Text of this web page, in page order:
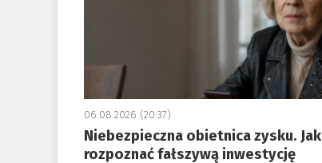
06.08.2026 (20:37)
Niebezpieczna obietnica zysku. Jak
rozpoznać fałszywą inwestycję